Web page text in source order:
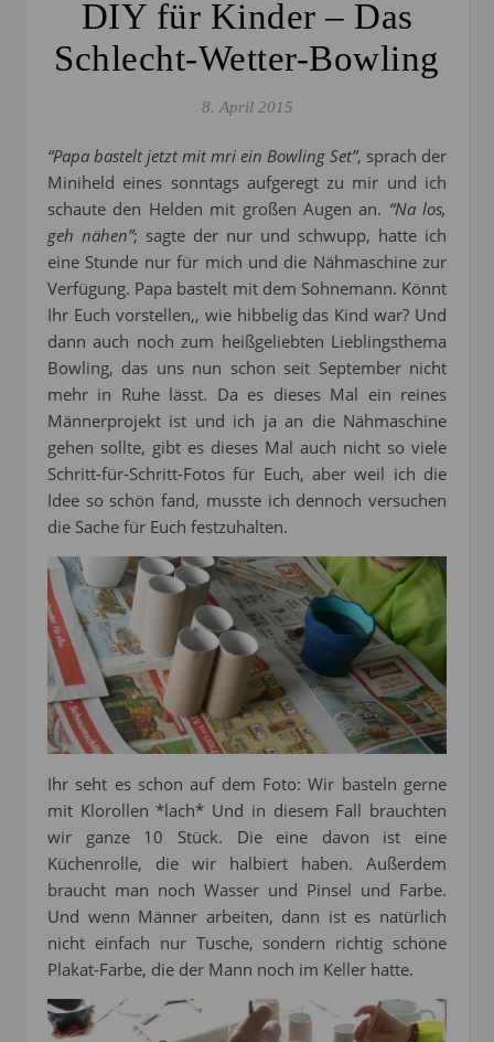
DIY für Kinder – Das
Schlecht-Wetter-Bowling
8. April 2015
“Papa bastelt jetzt mit mri ein Bowling Set”, sprach der
Miniheld eines sonntags aufgeregt zu mir und ich
schaute den Helden mit großen Augen an. “Na los,
geh nähen”; sagte der nur und schwupp, hatte ich
eine Stunde nur für mich und die Nähmaschine zur
Verfügung. Papa bastelt mit dem Sohnemann. Könnt
Ihr Euch vorstellen,, wie hibbelig das Kind war? Und
dann auch noch zum heißgeliebten Lieblingsthema
Bowling, das uns nun schon seit September nicht
mehr in Ruhe lässt. Da es dieses Mal ein reines
Männerprojekt ist und ich ja an die Nähmaschine
gehen sollte, gibt es dieses Mal auch nicht so viele
Schritt-für-Schritt-Fotos für Euch, aber weil ich die
Idee so schön fand, musste ich dennoch versuchen
die Sache für Euch festzuhalten.
Ihr seht es schon auf dem Foto: Wir basteln gerne
mit Klorollen *lach* Und in diesem Fall brauchten
wir ganze 10 Stück. Die eine davon ist eine
Küchenrolle, die wir halbiert haben. Außerdem
braucht man noch Wasser und Pinsel und Farbe.
Und wenn Männer arbeiten, dann ist es natürlich
nicht einfach nur Tusche, sondern richtig schöne
Plakat-Farbe, die der Mann noch im Keller hatte.